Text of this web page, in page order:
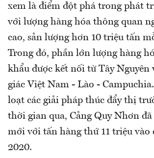
xem là điểm đột phá trong phát
với lượng hàng hóa thông quan
cao, sản lượng hơn 10 triệu tấn
Trong đó, phần lớn lượng hàng
khẩu được kết nối từ Tây Nguyên
giác Việt Nam - Lào -
loạt các giải pháp thúc đẩy thị
thời gian qua, Cảng Quy Nhơn
mới với tấn hàng thứ 11 triệu vào
2020.